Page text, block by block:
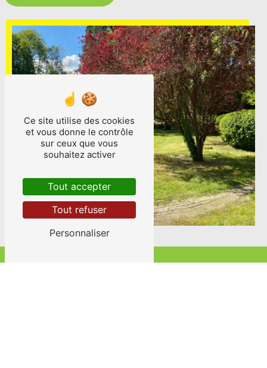
Ce site utilise des cookies
et vous donne le contrôle
sur ceux que vous
souhaitez activer
Tout accepter
Tout refuser
Personnaliser